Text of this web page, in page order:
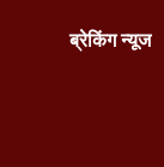
ब्रेकिंग न्यूज